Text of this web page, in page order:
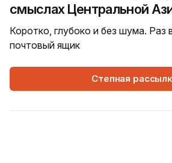
смыслах Центральной
Коротко, глубоко и без шума.
почтовый ящик
Степная